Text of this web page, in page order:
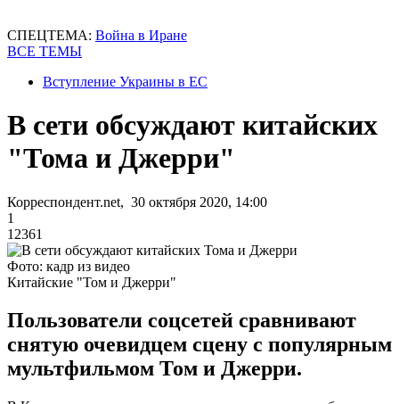
СПЕЦТЕМА: Война в Иране
ВСЕ ТЕМЫ
Вступление Украины в ЕС
В сети обсуждают китайских
"Тома и Джерри"
Корреспондент.net, 30 октября 2020, 14:00
1
12361
Фото: кадр из видео
Китайские "Том и Джерри"
Пользователи соцсетей сравнивают
снятую очевидцем сцену с популярным
мультфильмом Том и Джерри.